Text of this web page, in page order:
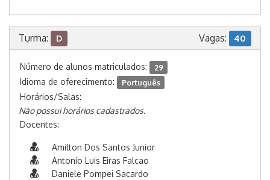
Turma: D Vagas: 40
Número de alunos matriculados: 29
Idioma de oferecimento: Português
Horários/Salas:
Não possui horários cadastrados.
Docentes:
Amilton Dos Santos Junior
Antonio Luis Eiras Falcao
Daniele Pompei Sacardo